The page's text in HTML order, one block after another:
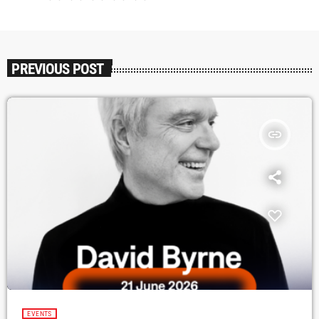
PREVIOUS POST
insert_link
EVENTS